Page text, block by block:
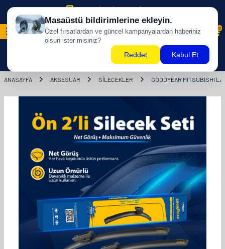
500 TL ÜZERİ KARGO BİZDEN !
0
ANASAYFA AKSESUAR SİLECEKLER GOODYEAR MITSUBISHI